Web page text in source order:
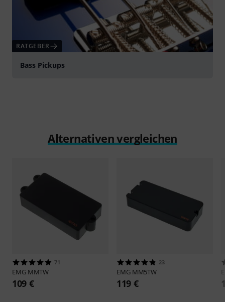
RATGEBER
Bass Pickups
Alternativen vergleichen
71
EMG MMTW
109 €
23
EMG MM5TW
119 €